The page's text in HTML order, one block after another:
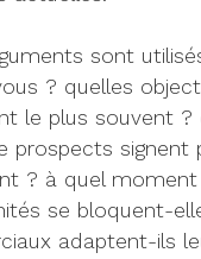
sont
? quelles
le plus souvent ?
prospects signent
? à quel moment
se bloquent-
adaptent-ils